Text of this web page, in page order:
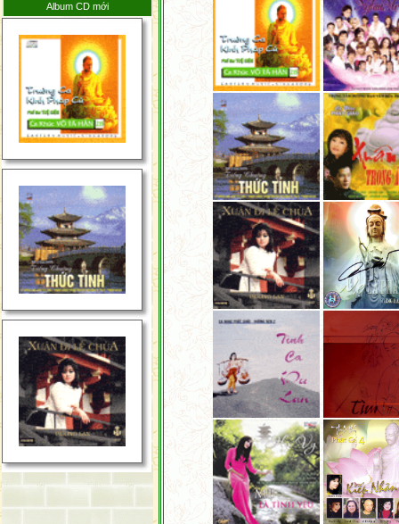
5 Năm 2026
Giới Tuần Thứ 3 Tháng
5 Năm 2026
Album CD mới